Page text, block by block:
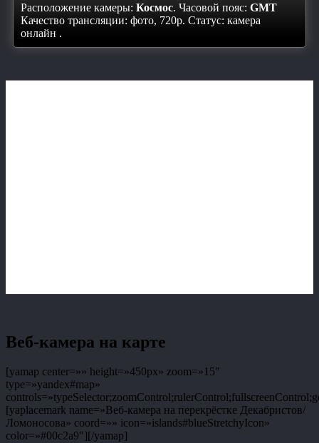
Расположение камеры: Космос. Часовой пояс: GMT
Качество трансляции: фото, 720p. Статус: камера
онлайн .
Веб-камера на карте
[yamap center=»» height=»450px» zoom=»15″
type=»yandex#map»
[yaplacemark name=»Веб-камера на перекрёстке Декабристов/
Ломоносова» coord=»» icon=»islands#blueStretchyIcon»
color=»#00c2a9″][/yamap]